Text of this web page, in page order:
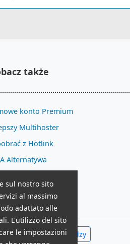
także
konto Premium
Multihoster
z Hotlink
Alternatywa
Alternatywa
całe Centrum Wiedzy
sul nostro sito
al massimo
adattato alle
L'utilizzo del sito
le impostazioni